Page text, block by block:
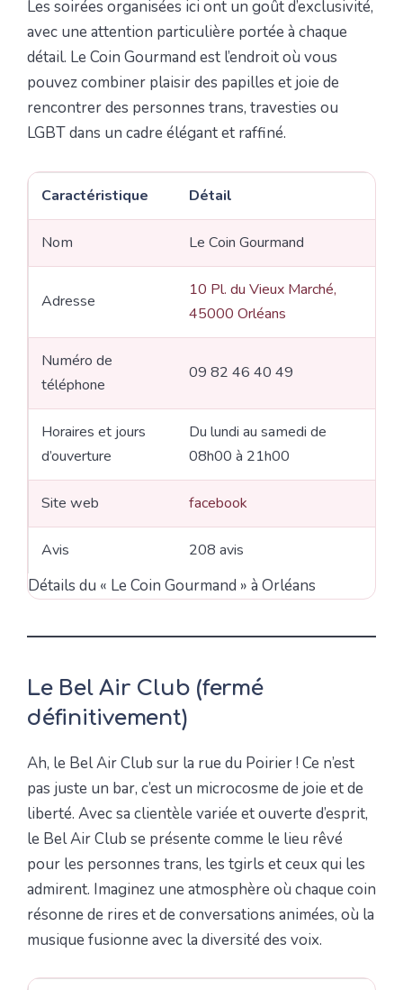
Les soirées organisées ici ont un goût d’exclusivité,
avec une attention particulière portée à chaque
détail. Le Coin Gourmand est l’endroit où vous
pouvez combiner plaisir des papilles et joie de
rencontrer des personnes trans, travesties ou
LGBT dans un cadre élégant et raffiné.
Caractéristique Détail
Nom Le Coin Gourmand
Adresse
10 Pl. du Vieux Marché,
45000 Orléans
Numéro de
téléphone
09 82 46 40 49
Horaires et jours
d’ouverture
Du lundi au samedi de
08h00 à 21h00
Site web facebook
Avis 208 avis
Détails du « Le Coin Gourmand » à Orléans
Le Bel Air Club (fermé
définitivement)
Ah, le Bel Air Club sur la rue du Poirier ! Ce n’est
pas juste un bar, c’est un microcosme de joie et de
liberté. Avec sa clientèle variée et ouverte d’esprit,
le Bel Air Club se présente comme le lieu rêvé
pour les personnes trans, les tgirls et ceux qui les
admirent. Imaginez une atmosphère où chaque coin
résonne de rires et de conversations animées, où la
musique fusionne avec la diversité des voix.